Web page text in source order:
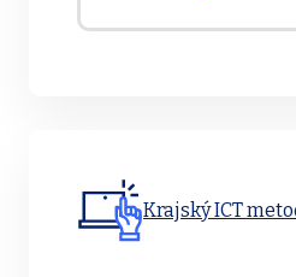
AI pro učitele
Krajský ICT